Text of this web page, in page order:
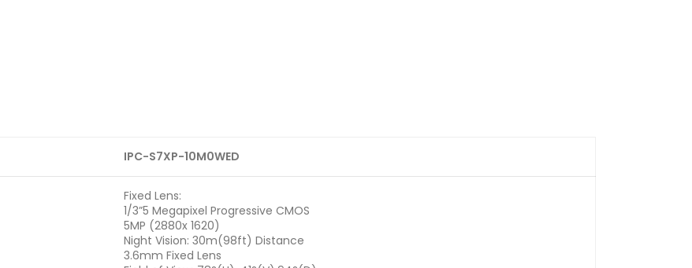
IPC-S7XP-10M0WED
Fixed Lens:
1/3”5 Megapixel Progressive CMOS
5MP (2880x 1620)
Night Vision: 30m(98ft) Distance
3.6mm Fixed Lens